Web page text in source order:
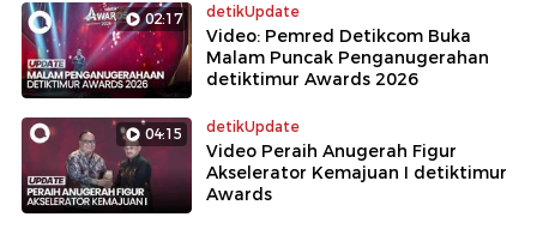
02:17 detikUpdate
Video: Pemred Detikcom Buka
Malam Puncak Penganugerahan
detiktimur Awards 2026
04:15 detikUpdate
Video Peraih Anugerah Figur
Akselerator Kemajuan I detiktimur
Awards